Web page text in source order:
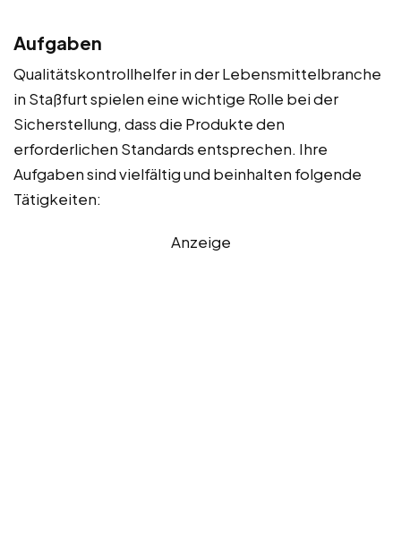
Aufgaben
Qualitätskontrollhelfer in der Lebensmittelbranche
in Staßfurt spielen eine wichtige Rolle bei der
Sicherstellung, dass die Produkte den
erforderlichen Standards entsprechen. Ihre
Aufgaben sind vielfältig und beinhalten folgende
Tätigkeiten:
Anzeige